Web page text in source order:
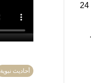
أحاديث نبوية
الجمعة الأخيرة من رمضان 24